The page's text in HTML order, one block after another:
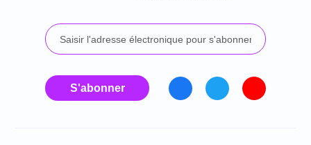
S'abonner